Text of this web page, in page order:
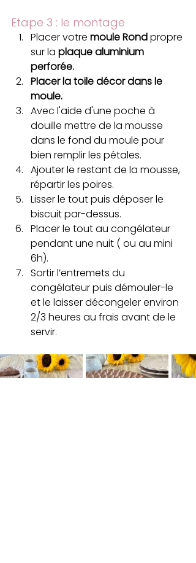
Etape 3 : le montage
Placer votre moule Rond propre
sur la plaque aluminium
perforée.
Placer la toile décor dans le
moule.
Avec l'aide d'une poche à
douille mettre de la mousse
dans le fond du moule pour
bien remplir les pétales.
Ajouter le restant de la mousse,
répartir les poires.
Lisser le tout puis déposer le
biscuit par-dessus.
Placer le tout au congélateur
pendant une nuit ( ou au mini
6h).
Sortir l’entremets du
congélateur puis démouler-le
et le laisser décongeler environ
2/3 heures au frais avant de le
servir.